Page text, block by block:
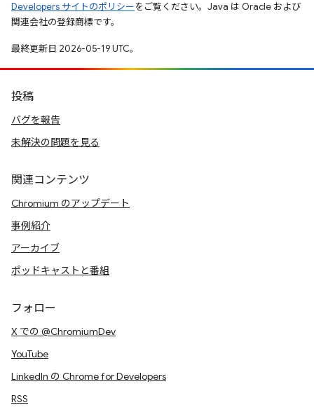
Developers サイトのポリシーをご覧ください。Java は Oracle および
関連会社の登録商標です。
最終更新日 2026-05-19 UTC。
投稿
バグを報告
未解決の問題を見る
関連コンテンツ
Chromium のアップデート
事例紹介
アーカイブ
ポッドキャストと番組
フォロー
X での @ChromiumDev
YouTube
LinkedIn の Chrome for Developers
RSS